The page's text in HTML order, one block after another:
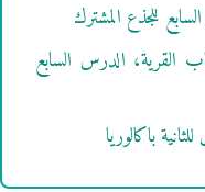
قصة أصحاب القرية، الدرس السابع
باكالوريا